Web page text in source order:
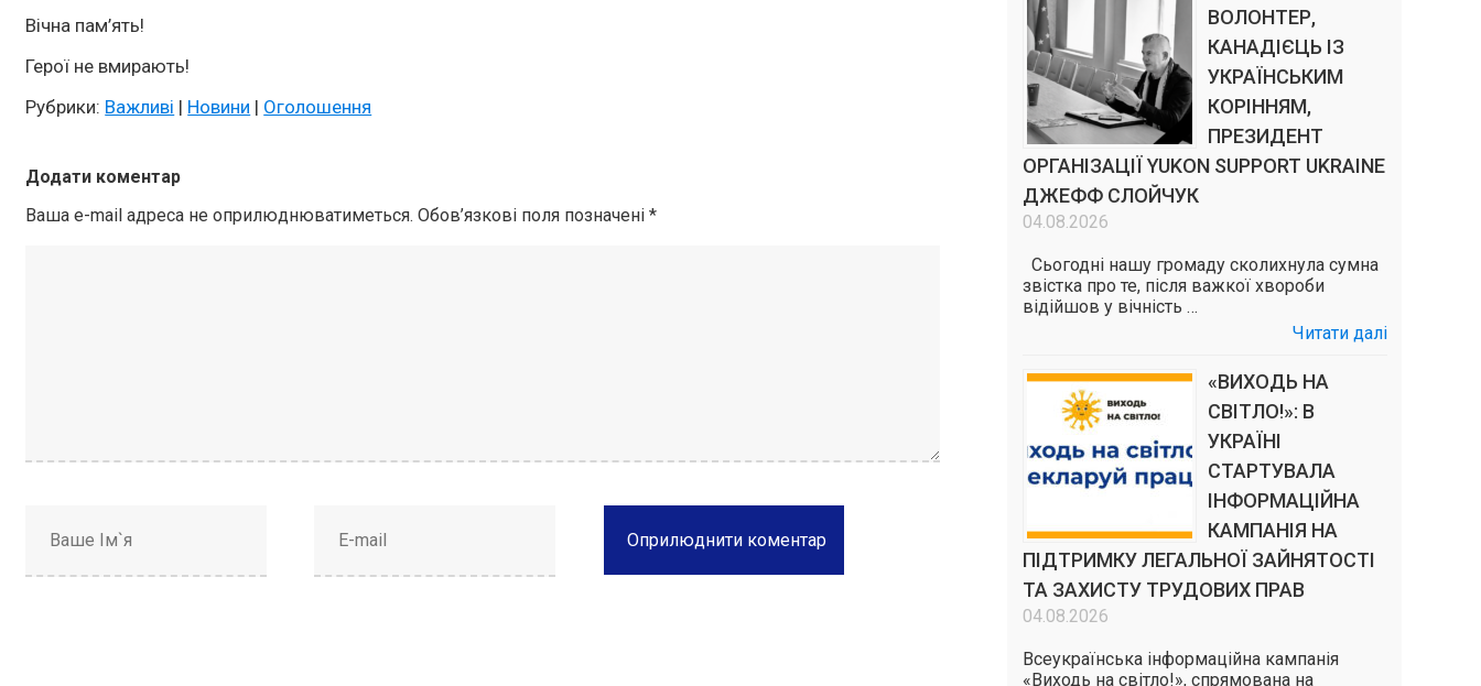
Вічна пам’ять!
Герої не вмирають!
Рубрики: Важливі | Новини | Оголошення
Додати коментар
Ваша e-mail адреса не оприлюднюватиметься. Обов’язкові поля позначені*
ВОЛОНТЕР,
КАНАДІЄЦЬ ІЗ
УКРАЇНСЬКИМ
КОРІННЯМ,
ПРЕЗИДЕНТ
ОРГАНІЗАЦІЇ YUKON SUPPORT UKRAINE
ДЖЕФФ СЛОЙЧУК
04.08.2026
Сьогодні нашу громаду сколихнула сумна
звістка про те, після важкої хвороби
відійшов у вічність …
Читати далі
«ВИХОДЬ НА
СВІТЛО!»: В
УКРАЇНІ
СТАРТУВАЛА
ІНФОРМАЦІЙНА
КАМПАНІЯ НА
ПІДТРИМКУ ЛЕГАЛЬНОЇ ЗАЙНЯТОСТІ
ТА ЗАХИСТУ ТРУДОВИХ ПРАВ
04.08.2026
Всеукраїнська інформаційна кампанія
«Виходь на світло!», спрямована на